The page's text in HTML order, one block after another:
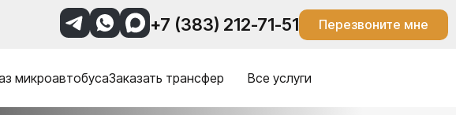
+7 (383) 212-71-51 Перезвоните мне
микроавтобусаЗаказать трансфер Все услуги